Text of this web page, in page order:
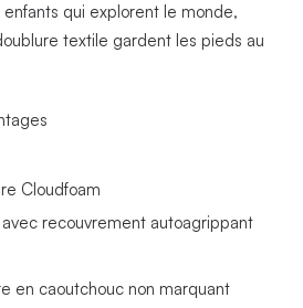
qui explorent le monde,
textile gardent les pieds au
Cloudfoam
recouvrement autoagrippant
en caoutchouc non marquant